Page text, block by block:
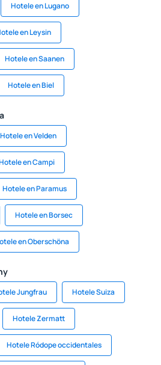
Hotele en Lugano
en Leysin
Hotele en Saanen
Hotele en Biel
Hotele en Velden
en Campi
Hotele en Paramus
Hotele en Borsec
en Oberschöna
Jungfrau Hotele Suiza
Hotele Zermatt
Hotele Ródope occidentales